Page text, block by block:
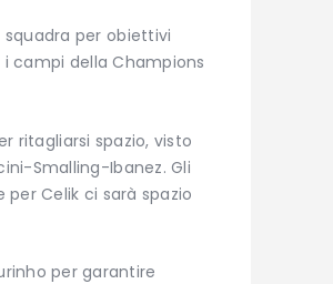
squadra per obiettivi
campi della Champions
ritagliarsi spazio, visto
Smalling-Ibanez. Gli
Celik ci sarà spazio
per garantire